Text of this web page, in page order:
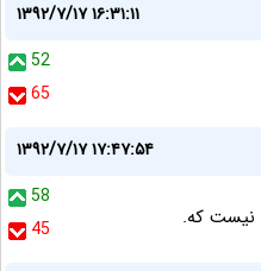
۱۳۹۲/۷/۱۷ ۱۶:۳۱:۱۱
52
65
۱۳۹۲/۷/۱۷ ۱۷:۴۷:۵۴
58
45